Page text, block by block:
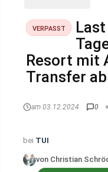
VERPASST
Resort mit
Transfer
am 03.12.2024 0
bei TUI
von Christian